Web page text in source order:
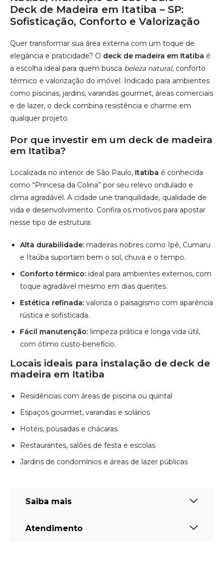
Deck de Madeira em Itatiba – SP:
Sofisticação, Conforto e Valorização
Quer transformar sua área externa com um toque de
elegância e praticidade? O deck de madeira em Itatiba é
a escolha ideal para quem busca beleza natural, conforto
térmico e valorização do imóvel. Indicado para ambientes
como piscinas, jardins, varandas gourmet, áreas comerciais
e de lazer, o deck combina resistência e charme em
qualquer projeto.
Por que investir em um deck de madeira
em Itatiba?
Localizada no interior de São Paulo, Itatiba é conhecida
como “Princesa da Colina” por seu relevo ondulado e
clima agradável. A cidade une tranquilidade, qualidade de
vida e desenvolvimento. Confira os motivos para apostar
nesse tipo de estrutura:
Alta durabilidade: madeiras nobres como Ipê, Cumaru
e Itaúba suportam bem o sol, chuva e o tempo.
Conforto térmico: ideal para ambientes externos, com
toque agradável mesmo em dias quentes.
Estética refinada: valoriza o paisagismo com aparência
rústica e sofisticada.
Fácil manutenção: limpeza prática e longa vida útil,
com ótimo custo-benefício.
Locais ideais para instalação de deck de
madeira em Itatiba
Residências com áreas de piscina ou quintal
Espaços gourmet, varandas e solários
Hotéis, pousadas e chácaras
Restaurantes, salões de festa e escolas
Jardins de condomínios e áreas de lazer públicas
Saiba mais
Atendimento